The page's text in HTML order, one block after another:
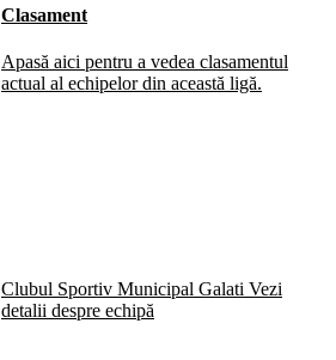
Clasament
Apasă aici pentru a vedea clasamentul
actual al echipelor din această ligă.
Clubul Sportiv Municipal Galati Vezi
detalii despre echipă